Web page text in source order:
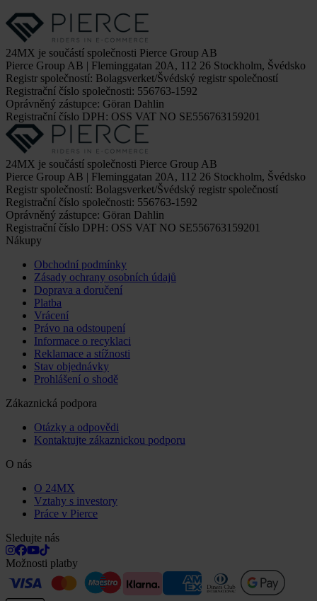
24MX je součástí společnosti Pierce Group AB
Pierce Group AB | Fleminggatan 20A, 112 26 Stockholm, Švédsko
Registr společností: Bolagsverket/Švédský registr společností
Registrační číslo společnosti: 556763-1592
Oprávněný zástupce: Göran Dahlin
Registrační číslo DPH: OSS VAT NO SE556763159201
24MX je součástí společnosti Pierce Group AB
Pierce Group AB | Fleminggatan 20A, 112 26 Stockholm, Švédsko
Registr společností: Bolagsverket/Švédský registr společností
Registrační číslo společnosti: 556763-1592
Oprávněný zástupce: Göran Dahlin
Registrační číslo DPH: OSS VAT NO SE556763159201
Nákupy
Obchodní podmínky
Zásady ochrany osobních údajů
Doprava a doručení
Platba
Vrácení
Právo na odstoupení
Informace o recyklaci
Reklamace a stížnosti
Stav objednávky
Prohlášení o shodě
Zákaznická podpora
Otázky a odpovědi
Kontaktujte zákaznickou podporu
O nás
O 24MX
Vztahy s investory
Práce v Pierce
Sledujte nás
Možnosti platby